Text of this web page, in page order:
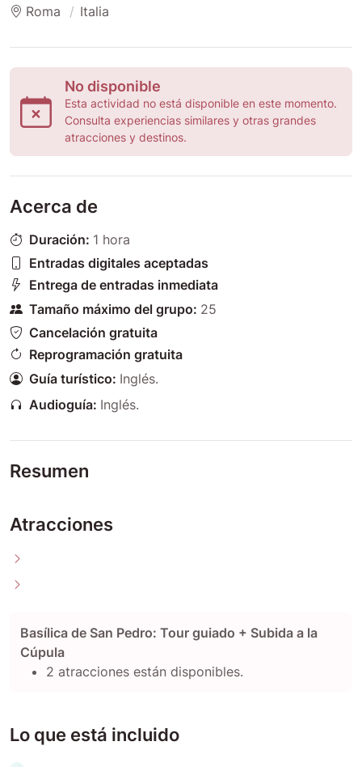
Roma Italia
No disponible
Esta actividad no está disponible en este momento.
Consulta experiencias similares y otras grandes
atracciones y destinos.
Acerca de
Duración: 1 hora
Entradas digitales aceptadas
Entrega de entradas inmediata
Tamaño máximo del grupo: 25
Cancelación gratuita
Reprogramación gratuita
Guía turístico: Inglés.
Audioguía: Inglés.
Resumen
Atracciones
Basílica de San Pedro: Tour guiado + Subida a la
Cúpula
2 atracciones están disponibles.
Lo que está incluido